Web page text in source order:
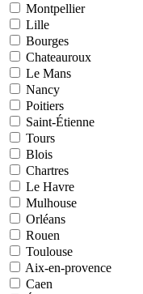
Montpellier
Lille
Bourges
Chateauroux
Le Mans
Nancy
Poitiers
Saint-Étienne
Tours
Blois
Chartres
Le Havre
Mulhouse
Orléans
Rouen
Toulouse
Aix-en-provence
Caen